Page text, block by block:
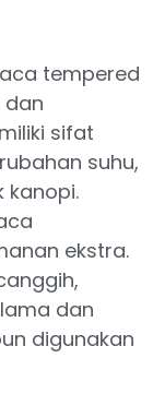
tempered
dan
sifat
suhu,
kanopi.
ekstra.
dan
digunakan